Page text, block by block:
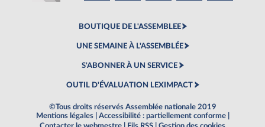
BOUTIQUE DE L'ASSEMBLEE
UNE SEMAINE À L'ASSEMBLÉE
S'ABONNER À UN SERVICE
OUTIL D'ÉVALUATION LEXIMPACT
©Tous droits réservés Assemblée nationale 2019
Mentions légales
Accessibilité : partiellement conforme
Contacter le webmestre
Fils RSS Gestion des cookies